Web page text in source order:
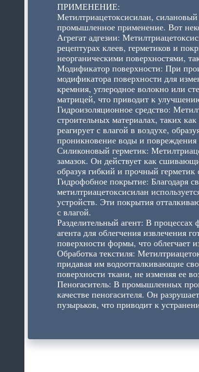
ПРИМЕНЕНИЕ:
Метилтриацетоксисилан,
промышленное применение. Вот
Агрегат адгезии:
рецептурах клеев, герметиков и
неорганическими поверхностями,
Модификатор поверхности: При
модификатора поверхности для
кремния, углеродное волокно или
матрицей, что приводит к
Гидроизоляционное средство:
строительных материалах, таких
реагирует с влагой в воздухе,
проникновение воды и повреждения
Силиконовый герметик:
замазок. Он действует как
образуя гибкий и прочный герметик
Гидрофобное покрытие: Благодаря
метилтриацетоксисилан
устройств. Эти покрытия
с влагой.
Разделительный агент: В процессах
агента для облегчения извлечения
поверхности формы, что облегчает
Обработка текстиля:
придавая им водоотталкивающие
поверхности ткани, не изменяя ее
Пеногаситель: В промышленных
качестве пеногасителя. Он
пузырьков, что приводит к